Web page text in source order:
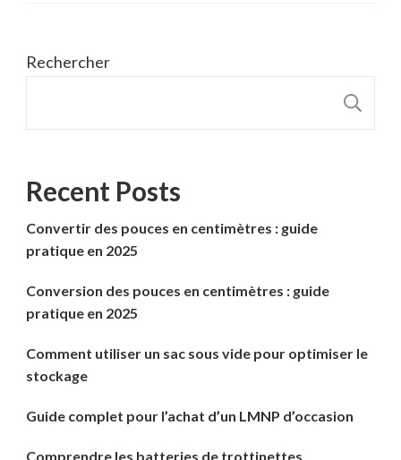
Rechercher
Recent Posts
Convertir des pouces en centimètres : guide
pratique en 2025
Conversion des pouces en centimètres : guide
pratique en 2025
Comment utiliser un sac sous vide pour optimiser le
stockage
Guide complet pour l’achat d’un LMNP d’occasion
Comprendre les batteries de trottinettes